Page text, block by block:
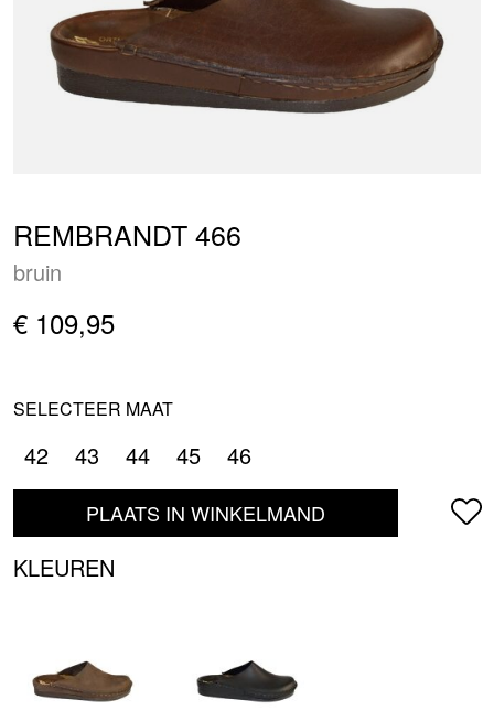
REMBRANDT 466
bruin
€ 109,95
SELECTEER MAAT
42 43 44 45 46
PLAATS IN WINKELMAND
KLEUREN